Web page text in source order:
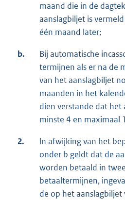
maand die in de
aanslagbiljet is
één maand later;
b.
Bij automatische
termijnen als er na de
van het aanslagbiljet
maanden in het
dien verstande dat
minste 4 en maximaal
2.
ln afwijking van het
onder b geldt dat de
worden betaald in
betaaltermijnen,
de op het aanslagbiljet